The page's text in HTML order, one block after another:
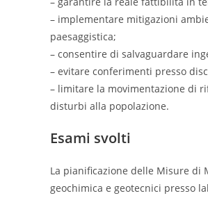
– implementare mitigazioni
paesaggistica;
– consentire di salvaguardare
– evitare conferimenti presso
– limitare la movimentazione di
disturbi alla popolazione.
Esami svolti
La pianificazione delle Misure di
geochimica e geotecnici presso